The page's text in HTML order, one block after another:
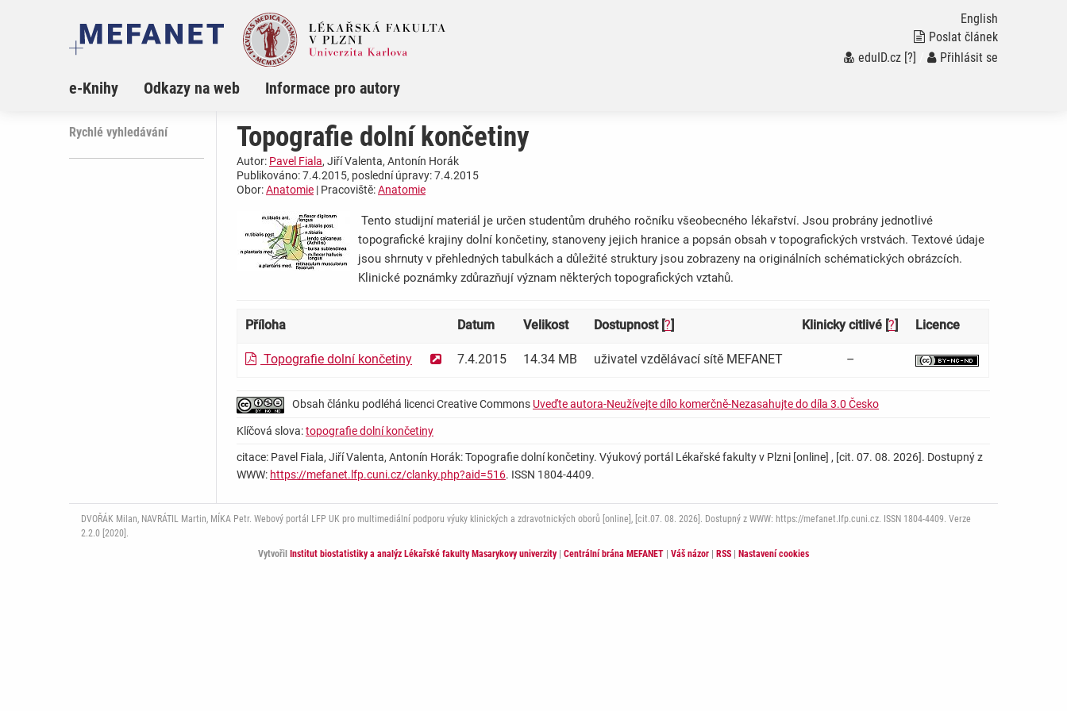
English
Poslat článek
eduID.cz [?] Přihlásit se
e-Knihy Odkazy na web Informace pro autory
Rychlé vyhledávání Topografie dolní končetiny
Autor: Pavel Fiala, Jiří Valenta, Antonín Horák
Publikováno: 7.4.2015, poslední úpravy: 7.4.2015
Obor:Anatomie | Pracoviště:Anatomie
Tento studijní materiál je určen studentům druhého ročníku všeobecného lékařství. Jsou probrány jednotlivé
topografické krajiny dolní končetiny, stanoveny jejich hranice a popsán obsah v topografických vrstvách. Textové údaje
jsou shrnuty v přehledných tabulkách a důležité struktury jsou zobrazeny na originálních schématických obrázcích.
Klinické poznámky zdůrazňují význam některých topografických vztahů.
Příloha Datum Velikost Dostupnost [?] Klinicky citlivé [?] Licence
Topografie dolní končetiny 7.4.2015 14.34 MB uživatel vzdělávací sítě MEFANET –
Obsah článku podléhá licenci Creative Commons Uveďte autora-Neužívejte dílo komerčně-Nezasahujte do díla 3.0 Česko
Klíčová slova:topografie dolní končetiny
citace: Pavel Fiala, Jiří Valenta, Antonín Horák: Topografie dolní končetiny. Výukový portál Lékařské fakulty v Plzni [online] , [cit. 07. 08. 2026]. Dostupný z
WWW: https://mefanet.lfp.cuni.cz/clanky.php?aid=516. ISSN 1804-4409.
DVOŘÁK Milan, NAVRÁTIL Martin, MÍKA Petr. Webový portál LFP UK pro multimediální podporu výuky klinických a zdravotnických oborů [online], [cit.07. 08. 2026]. Dostupný z WWW: https://mefanet.lfp.cuni.cz. ISSN 1804-4409. Verze
2.2.0 [2020].
Vytvořil
Institut biostatistiky a analýz Lékařské fakulty Masarykovy univerzity| Centrální brána MEFANET Váš názor RSS Nastavení cookies